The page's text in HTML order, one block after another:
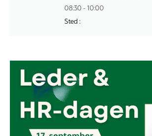
08:30 - 10:00
Sted :